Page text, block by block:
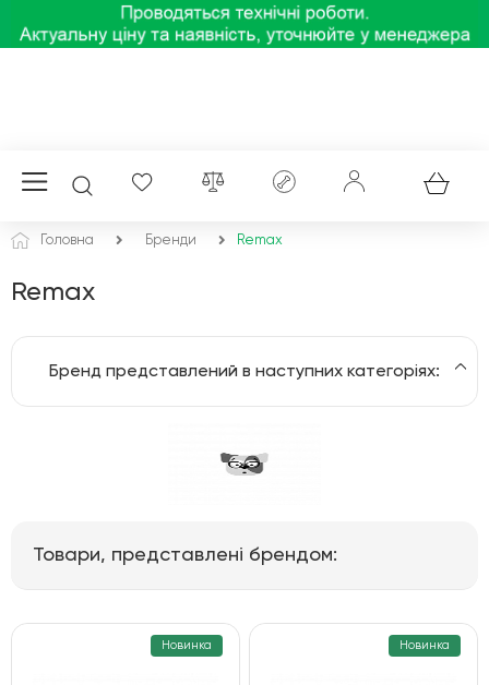
Головна Бренди Remax
Remax
Бренд представлений в наступних категоріях:
Товари, представлені брендом:
Новинка Новинка